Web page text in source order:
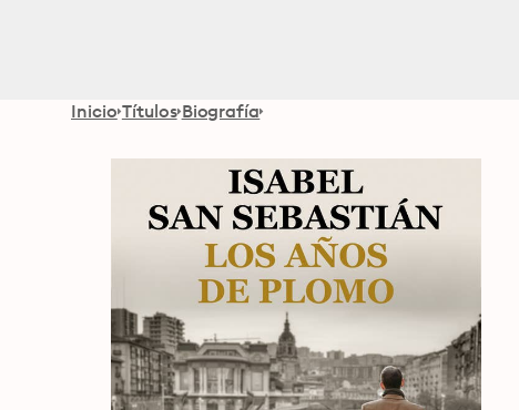
Inicio Títulos Biografía